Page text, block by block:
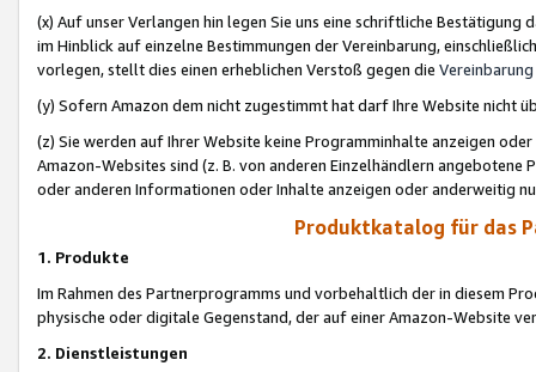
(x) Auf unser Verlangen hin legen Sie uns eine schriftliche
im Hinblick auf einzelne Bestimmungen der Vereinbarung,
vorlegen, stellt dies einen erheblichen Verstoß gegen die Vereinbarung
(y) Sofern Amazon dem nicht zugestimmt hat darf Ihre Website nicht
(z) Sie werden auf Ihrer Website keine Programminhalte anzeigen
Amazon-Websites sind (z. B. von anderen Einzelhändlern
oder anderen Informationen oder Inhalte anzeigen oder anderweitig
Produktkatalog für das
1. Produkte
Im Rahmen des Partnerprogramms und vorbehaltlich der in diesem
physische oder digitale Gegenstand, der auf einer Amazon-Website
2. Dienstleistungen